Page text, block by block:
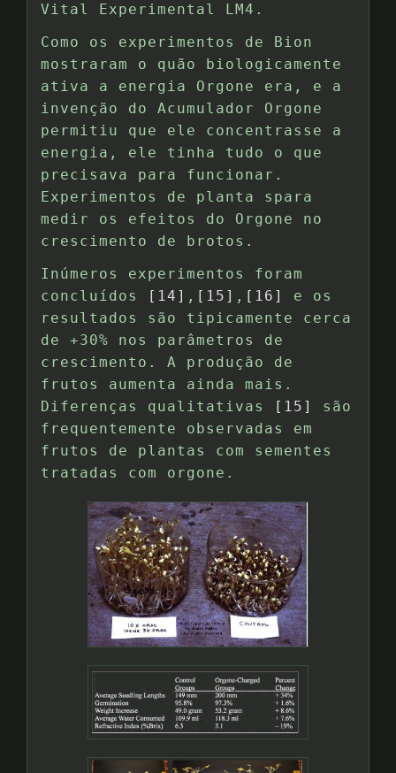
Vital Experimental LM4.
Como os experimentos de Bion
mostraram o quão biologicamente
ativa a energia Orgone era, e a
invenção do Acumulador Orgone
permitiu que ele concentrasse a
energia, ele tinha tudo o que
precisava para funcionar.
Experimentos de planta spara
medir os efeitos do Orgone no
crescimento de brotos.
Inúmeros experimentos foram
concluídos
[14] , [15] , [16]
e os
resultados são tipicamente cerca
de +30% nos parâmetros de
crescimento. A produção de
frutos aumenta ainda mais.
Diferenças qualitativas
[15]
são
frequentemente observadas em
frutos de plantas com sementes
tratadas com orgone.